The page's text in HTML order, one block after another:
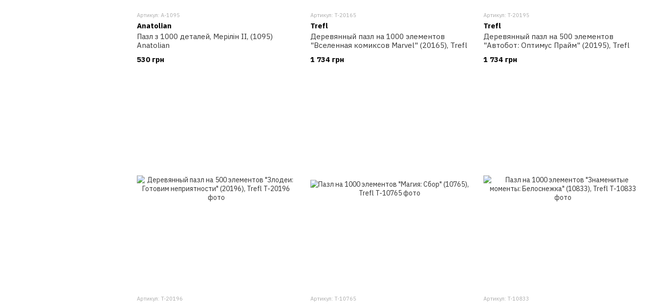
Артикул: A-1095
Anatolian
Пазл з 1000 деталей, Мерілін II, (1095)
Anatolian
530 грн
Артикул: T-20165
Trefl
Деревянный пазл на 1000 элементов
"Вселенная комиксов Marvel" (20165), Trefl
1 734 грн
Артикул: T-20195
Trefl
Деревянный пазл на 500 элементов
"Автобот: Оптимус Прайм" (20195), Trefl
1 734 грн
Артикул: T-20196 Артикул: T-10765 Артикул: T-10833